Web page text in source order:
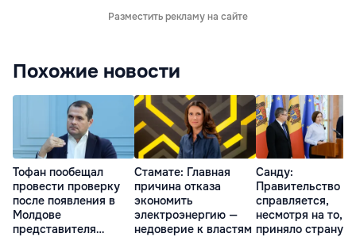
Разместить рекламу на сайте
Похожие новости
Тофан пообещал
провести проверку
после появления в
Молдове
представителя
Стамате: Главная
причина отказа
экономить
электроэнергию —
недоверие к властям
Санду:
Правительство
справляется,
несмотря на то,
приняло страну в